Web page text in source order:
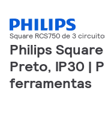
Square RCS750 de 3
Philips
Preto, IP30 |
ferramentas